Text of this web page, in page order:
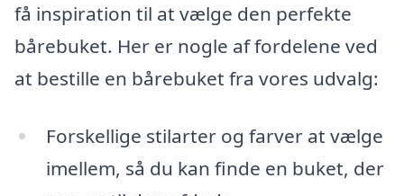
få inspiration til at vælge den perfekte
bårebuket. Her er nogle af fordelene ved
at bestille en bårebuket fra vores udvalg:
Forskellige stilarter og farver at vælge
imellem, så du kan finde en buket, der